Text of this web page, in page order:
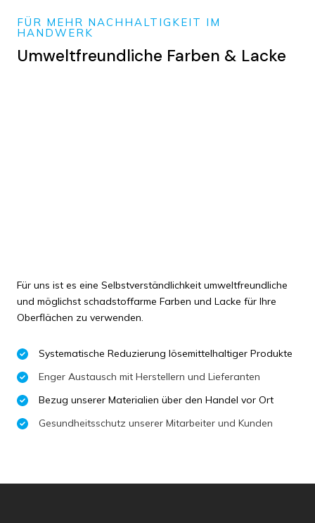
FÜR MEHR NACHHALTIGKEIT IM
HANDWERK
Umweltfreundliche Farben & Lacke
Für uns ist es eine Selbstverständlichkeit umweltfreundliche
und möglichst schadstoffarme Farben und Lacke für Ihre
Oberflächen zu verwenden.
Systematische Reduzierung lösemittelhaltiger Produkte
Enger Austausch mit Herstellern und Lieferanten
Bezug unserer Materialien über den Handel vor Ort
Gesundheitsschutz unserer Mitarbeiter und Kunden